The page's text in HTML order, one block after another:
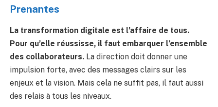
Prenantes
La transformation digitale est l’affaire de tous.
Pour qu’elle réussisse, il faut embarquer l’ensemble
des collaborateurs. La direction doit donner une
impulsion forte, avec des messages clairs sur les
enjeux et la vision. Mais cela ne suffit pas, il faut aussi
des relais à tous les niveaux.